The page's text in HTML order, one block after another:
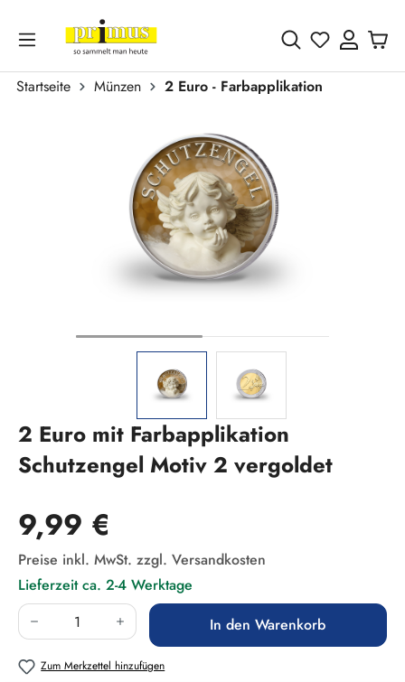
Zum Hauptinhalt springen
Du hast 0
Startseite Münzen
2 Euro - Farbapplikation
2 Euro mit Farbapplikation
Schutzengel Motiv 2 vergoldet
Regulärer Preis:
9,99 €
Preise inkl. MwSt. zzgl. Versandkosten
Lieferzeit ca. 2-4 Werktage
Produkt Anzahl: Gib den gewünschten Wert
In den Warenkorb
Zum Merkzettel hinzufügen